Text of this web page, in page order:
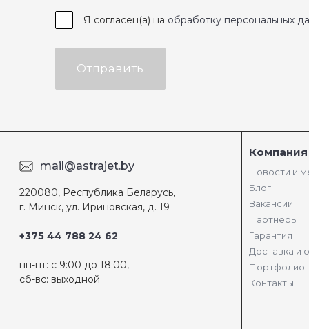
Я согласен(а) на обработку персональных
Отправить
mail@astrajet.by
220080, Республика Беларусь,
г. Минск, ул. Ириновская, д. 19
+375 44 788 24 62
пн-пт: с 9:00 до 18:00,
сб-вс: выходной
Компания
Новости и
Блог
Вакансии
Партнеры
Гарантия
Доставка и
Портфолио
Контакты